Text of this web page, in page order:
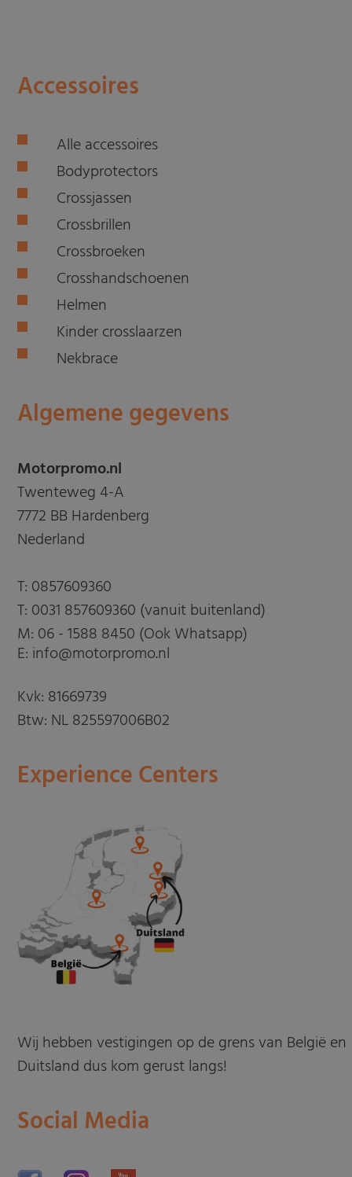
Accessoires
Alle accessoires
Bodyprotectors
Crossjassen
Crossbrillen
Crossbroeken
Crosshandschoenen
Helmen
Kinder crosslaarzen
Nekbrace
Algemene gegevens
Motorpromo.nl
Twenteweg 4-A
7772 BB Hardenberg
Nederland
T: 0857609360
T: 0031 857609360 (vanuit buitenland)
M: 06 - 1588 8450 (Ook Whatsapp)
E: info@motorpromo.nl
Kvk: 81669739
Btw: NL 825597006B02
Experience Centers
Wij hebben vestigingen op de grens van België en
Duitsland dus kom gerust langs!
Social Media